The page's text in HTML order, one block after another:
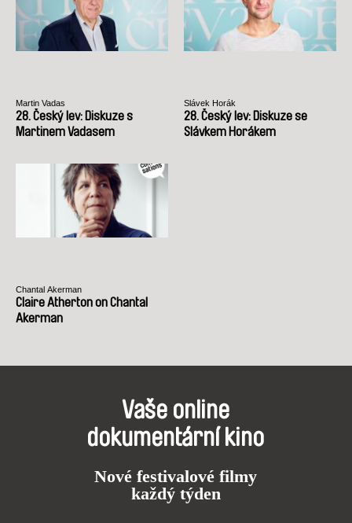
Martin Vadas
28. Český lev: Diskuze s
Martinem Vadasem
Slávek Horák
28. Český lev: Diskuze se
Slávkem Horákem
Chantal Akerman
Claire Atherton on Chantal
Akerman
Vaše online
dokumentární kino
Nové festivalové filmy
každý týden